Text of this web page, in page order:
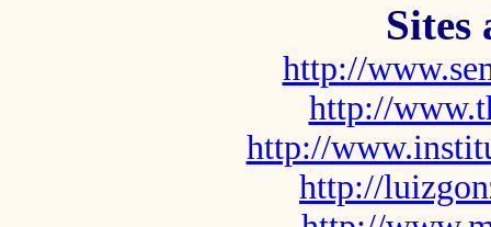
Sites
http://
http://
http://
http://